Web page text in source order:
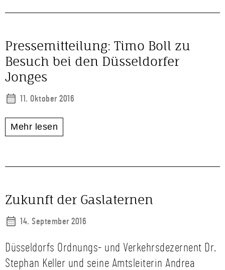
Pressemitteilung: Timo Boll zu
Besuch bei den Düsseldorfer
Jonges
11. Oktober 2016
Mehr lesen
Zukunft der Gaslaternen
14. September 2016
Düsseldorfs Ordnungs- und Verkehrsdezernent Dr.
Stephan Keller und seine Amtsleiterin Andrea